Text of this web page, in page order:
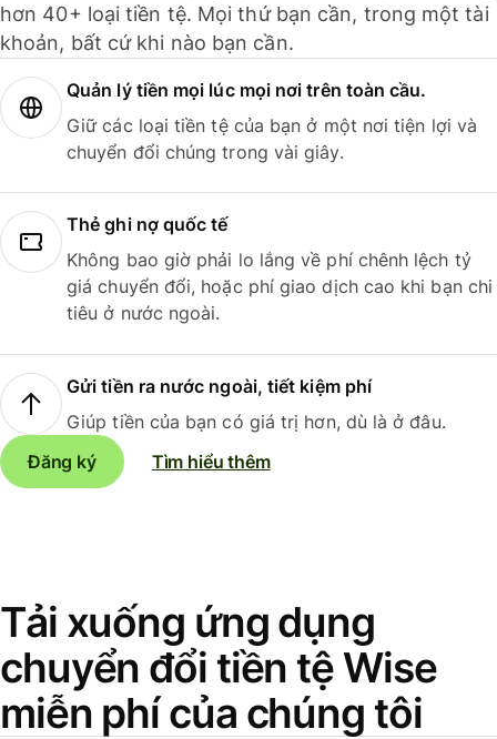
hơn 40+ loại tiền tệ. Mọi thứ bạn cần, trong một tài
khoản, bất cứ khi nào bạn cần.
Quản lý tiền mọi lúc mọi nơi trên toàn cầu.
Giữ các loại tiền tệ của bạn ở một nơi tiện lợi và
chuyển đổi chúng trong vài giây.
Thẻ ghi nợ quốc tế
Không bao giờ phải lo lắng về phí chênh lệch tỷ
giá chuyển đổi, hoặc phí giao dịch cao khi bạn chi
tiêu ở nước ngoài.
Gửi tiền ra nước ngoài, tiết kiệm phí
Giúp tiền của bạn có giá trị hơn, dù là ở đâu.
Đăng ký
Tìm hiểu thêm
Tải xuống ứng dụng
chuyển đổi tiền tệ Wise
miễn phí của chúng tôi